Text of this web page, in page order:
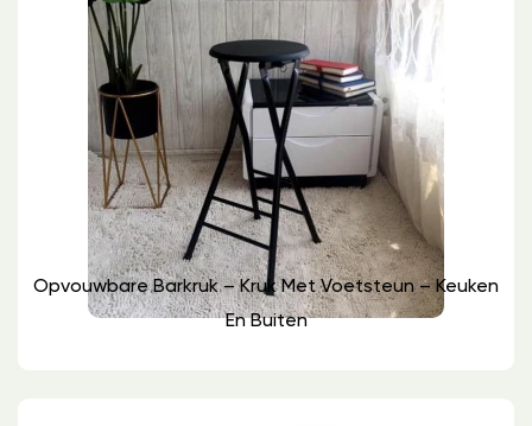
Opvouwbare Barkruk – Kruk Met Voetsteun – Keuken
En Buiten